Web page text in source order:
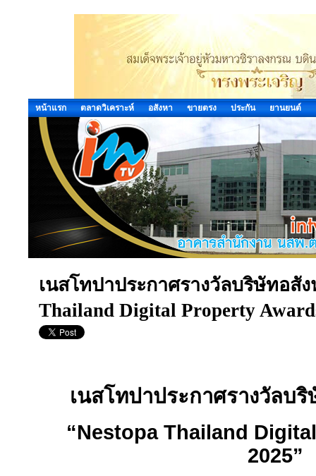
หน้าแรก ตลาดวิเคราะห์ อสังหา ขายตรง ประกัน ยานยนต์
เนสโทปาประกาศรางวัลบริษัทอสั
Thailand Digital Property
เนสโทปาประกาศรางวัลบ
“Nestopa Thailand
2025”